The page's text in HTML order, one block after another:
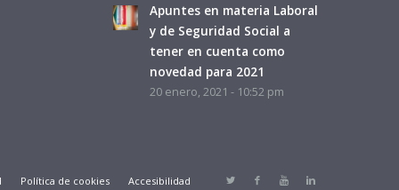
Apuntes en materia Laboral
y de Seguridad Social a
tener en cuenta como
novedad para 2021
20 enero, 2021 - 10:52 pm
Política de cookies Accesibilidad